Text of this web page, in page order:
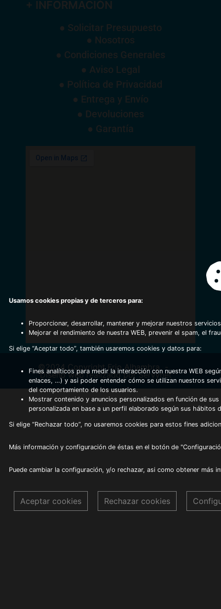
+ INFORMACIÓN
● Solicitar Presupuesto
● Nosotros
● Condiciones Generales
● Aviso Legal
● Política de Privacidad
● Entrega y Envío
● Devoluciones
● Garantía
©2024 Copyright Frio Alhambra
Diseño web realizado por Servynet
Usamos cookies propias y de terceros para:
Proporcionar, desarrollar, mantener y mejorar nuestros
Mejorar el rendimiento de nuestra WEB, prevenir el spam, el
Si elige “Aceptar todo”, también usaremos cookies y datos para:
Fines analíticos para medir la interacción con nuestra WEB
enlaces, …) y asi poder entender cómo se utilizan nuestros
del comportamiento de los usuarios.
Mostrar contenido y anuncios personalizados en función de
personalizada en base a un perfil elaborado según sus hábitos
Si elige “Rechazar todo”, no usaremos cookies para estos fines
Más información y configuración de éstas en el botón de
Puede cambiar la configuración, y/o rechazar, asi como obtener más
Aceptar cookies Rechazar cookies